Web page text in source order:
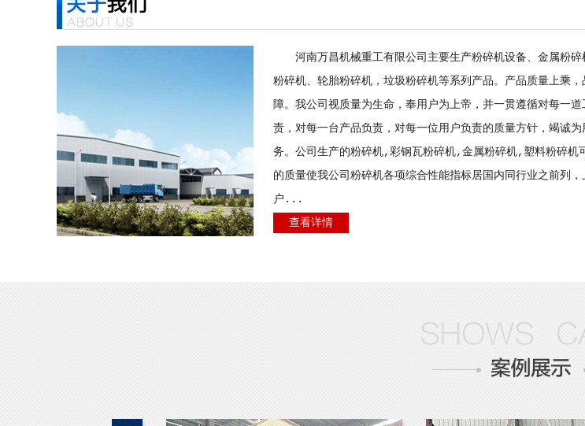
河南万昌机械重工有限公司主要生产粉碎机设备、金属粉碎
粉碎机、轮胎粉碎机，垃圾粉碎机等系列产品。产品质量上乘，
障。我公司视质量为生命，奉用户为上帝，并一贯遵循对每一道
责，对每一台产品负责，对每一位用户负责的质量方针，竭诚为
务。公司生产的粉碎机,彩钢瓦粉碎机,金属粉碎机,塑料粉碎机
的质量使我公司粉碎机各项综合性能指标居国内同行业之前列，
户...
查看详情